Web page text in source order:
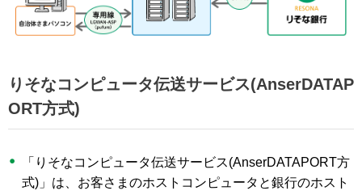
りそなコンピュータ伝送サービス(AnserDATAP
ORT方式)
「りそなコンピュータ伝送サービス(AnserDATAPORT方
式)」は、お客さまのホストコンピュータと銀行のホスト